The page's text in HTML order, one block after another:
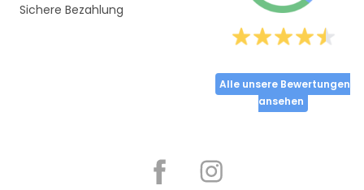
Sichere Bezahlung
Alle unsere Bewertungen
ansehen